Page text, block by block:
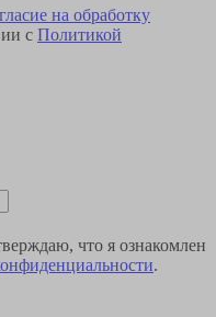
на обработку
с Политикой
что я ознакомлен
.